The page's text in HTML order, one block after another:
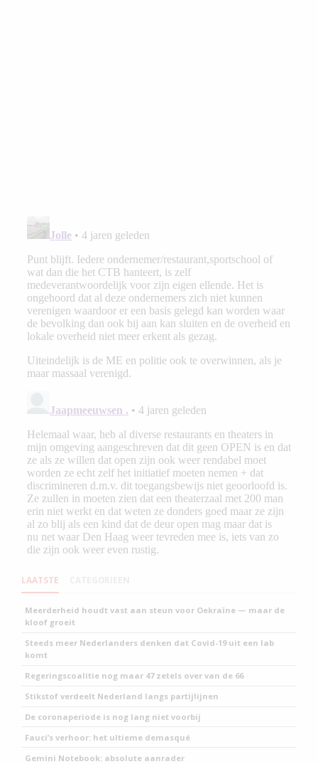
LAATSTE
Meerderheid houdt vast aan steun voor Oekraïne — maar de
kloof groeit
Steeds meer Nederlanders denken dat Covid-19 uit een lab
komt
Regeringscoalitie nog maar 47 zetels over van de 66
Stikstof verdeelt Nederland langs partijlijnen
De coronaperiode is nog lang niet voorbij
Fauci’s verhoor: het ultieme demasqué
Gemini Notebook: absolute aanrader